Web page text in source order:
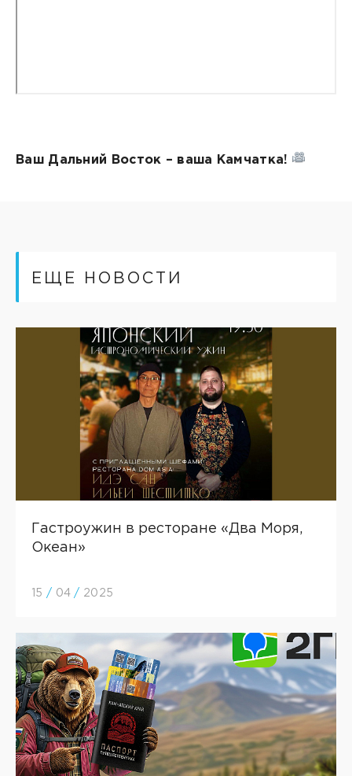
Ваш Дальний Восток – ваша Камчатка!
ЕЩЕ НОВОСТИ
Гастроужин в ресторане «Два Моря,
Океан»
15 / 04 / 2025